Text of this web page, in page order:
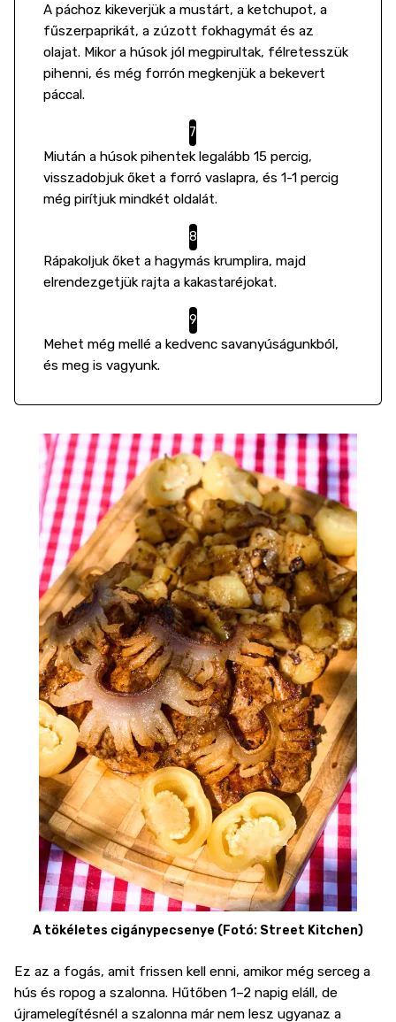
A páchoz kikeverjük a mustárt, a ketchupot, a
fűszerpaprikát, a zúzott fokhagymát és az
olajat. Mikor a húsok jól megpirultak, félretesszük
pihenni, és még forrón megkenjük a bekevert
páccal.
Miután a húsok pihentek legalább 15 percig,
visszadobjuk őket a forró vaslapra, és 1-1 percig
még pirítjuk mindkét oldalát.
Rápakoljuk őket a hagymás krumplira, majd
elrendezgetjük rajta a kakastaréjokat.
Mehet még mellé a kedvenc savanyúságunkból,
és meg is vagyunk.
A tökéletes cigánypecsenye (Fotó: Street Kitchen)
Ez az a fogás, amit frissen kell enni, amikor még serceg a
hús és ropog a szalonna. Hűtőben 1–2 napig eláll, de
újramelegítésnél a szalonna már nem lesz ugyanaz a